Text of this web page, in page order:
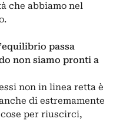
che abbiamo nel
passa
non siamo pronti a
non in linea retta è
di estremamente
per riuscirci,